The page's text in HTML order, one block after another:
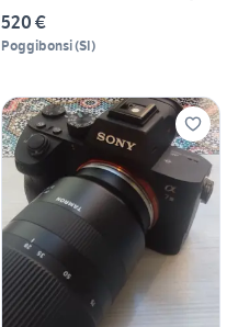
520 €
Poggibonsi(SI)